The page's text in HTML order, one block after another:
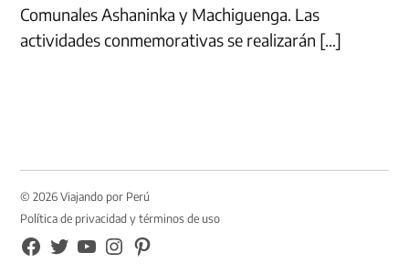
Comunales Ashaninka y Machiguenga. Las
actividades conmemorativas se realizarán […]
© 2026 Viajando por Perú
Política de privacidad y términos de uso
FB
TW YouTubeInstagramPinterest